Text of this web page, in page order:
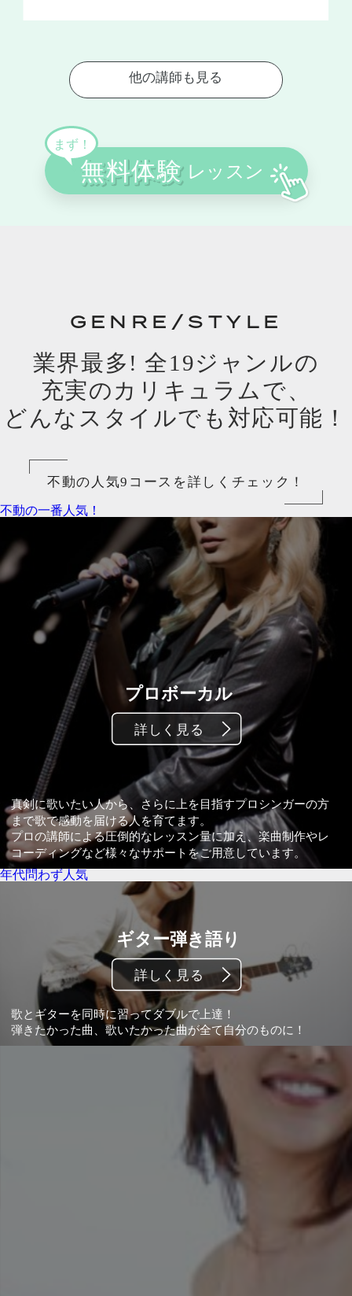
GENRE/STYLE
業界最多! 全19ジャンルの
充実のカリキュラムで、
どんなスタイルでも対応可能！
不動の人気9コースを詳しくチェック！
不動の一番人気！
年代問わず人気